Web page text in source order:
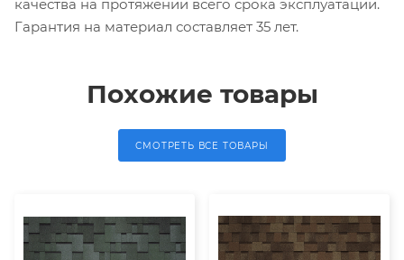
качества на протяжении всего срока эксплуатации.
Гарантия на материал составляет 35 лет.
Похожие товары
СМОТРЕТЬ ВСЕ ТОВАРЫ